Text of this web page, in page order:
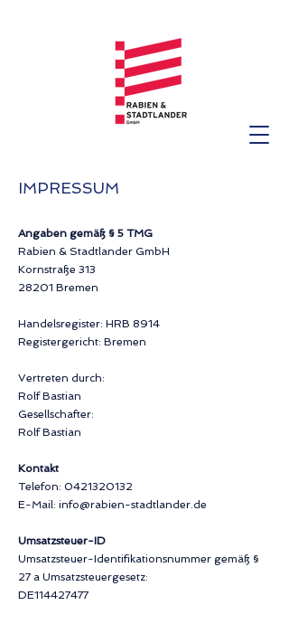
IMPRESSUM
Angaben gemäß § 5 TMG
Rabien & Stadtlander GmbH
Kornstraße 313
28201 Bremen
Handelsregister: HRB 8914
Registergericht: Bremen
Vertreten durch:
Rolf Bastian
Gesellschafter:
Rolf Bastian
Kontakt
Telefon: 0421320132
E-Mail: info@rabien-stadtlander.de
Umsatzsteuer-ID
Umsatzsteuer-Identifikationsnummer gemäß §
27 a Umsatzsteuergesetz:
DE114427477